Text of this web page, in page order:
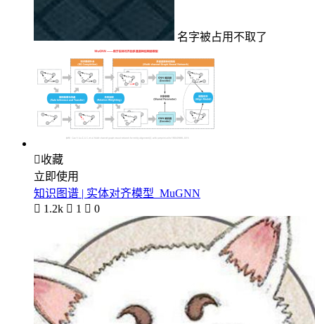
名字被占用不取了
收藏
立即使用
知识图谱 | 实体对齐模型_MuGNN
 1.2k  1  0